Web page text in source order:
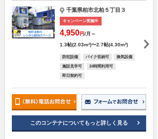
千葉県柏市北柏５丁目３
キャンペーン実施中
4,950円/月～
1.3帖(2.03m²)〜2.7帖(4.30m²)
防犯設備 バイク収納可 換気設備
施設見学可 24時間利用可
即日契約可
このコンテナについてもっと詳しく見る